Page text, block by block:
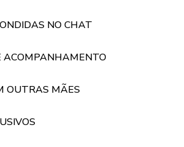
NO CHAT
ACOMPANHAMENTO
OUTRAS MÃES